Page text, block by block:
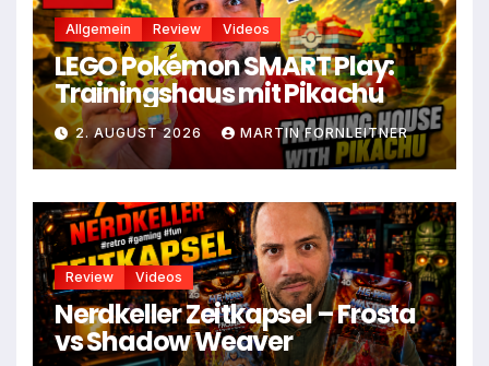
Allgemein Review Videos
LEGO Pokémon SMART Play:
Trainingshaus mit Pikachu
2. AUGUST 2026 MARTIN FORNLEITNER
Review Videos
Nerdkeller Zeitkapsel – Frosta
vs Shadow Weaver